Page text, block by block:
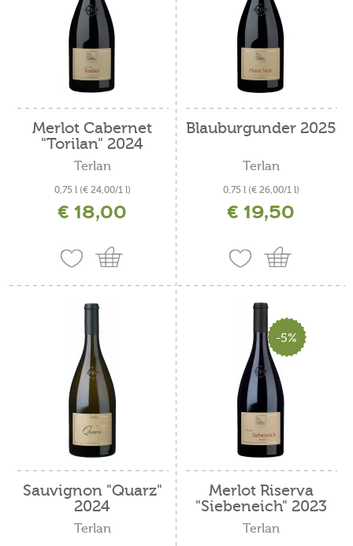
Merlot Cabernet
"Torilan" 2024
Terlan
0,75 l (€ 24,00/1 l)
€ 18,00
Blauburgunder 2025
Terlan
0,75 l (€ 26,00/1 l)
€ 19,50
Sauvignon "Quarz"
2024
Terlan
-5%
Merlot Riserva
"Siebeneich" 2023
Terlan